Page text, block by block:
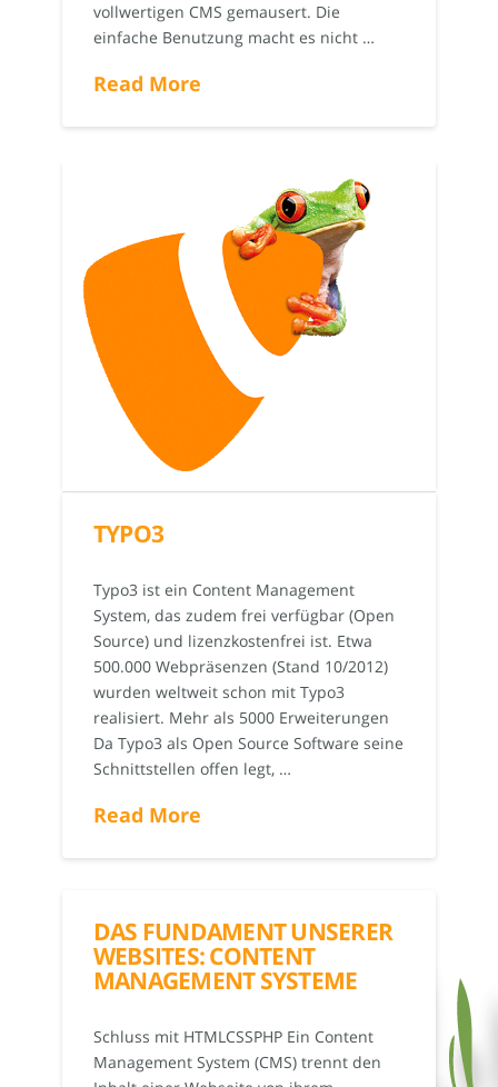
vollwertigen CMS gemausert. Die
einfache Benutzung macht es nicht …
Read More
TYPO3
Typo3 ist ein Content Management
System, das zudem frei verfügbar (Open
Source) und lizenzkostenfrei ist. Etwa
500.000 Webpräsenzen (Stand 10/2012)
wurden weltweit schon mit Typo3
realisiert. Mehr als 5000 Erweiterungen
Da Typo3 als Open Source Software seine
Schnittstellen offen legt, …
Read More
DAS FUNDAMENT UNSERER
WEBSITES: CONTENT
MANAGEMENT SYSTEME
Schluss mit HTMLCSSPHP Ein Content
Management System (CMS) trennt den